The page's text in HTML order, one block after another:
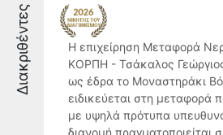
Διακριθέντες
Η επιχείρηση Μεταφορά
ΚΟΡΠΗ - Τσάκαλος
ως έδρα το Μοναστηράκι
ειδικεύεται στη μεταφορά
με υψηλά πρότυπα
διανομή πραγματοποιείται